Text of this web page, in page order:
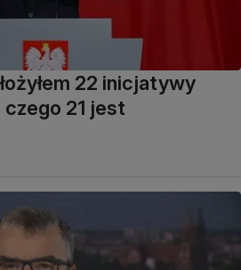
22 inicjatywy
21 jest